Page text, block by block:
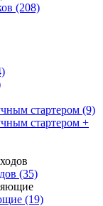
(208)
стартером (9)
стартером +
(35)
(19)